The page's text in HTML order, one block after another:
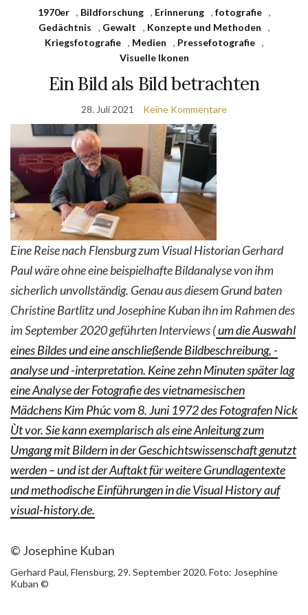
1970er , Bildforschung , Erinnerung , fotografie
,
Gedächtnis
, Gewalt , Konzepte und Methoden
,
Kriegsfotografie
, Medien , Pressefotografie
,
Visuelle Ikonen
Ein Bild als Bild betrachten
28. Juli 2021 Keine Kommentare
Eine Reise nach Flensburg zum Visual Historian Gerhard
Paul wäre ohne eine beispielhafte Bildanalyse von ihm
sicherlich unvollständig. Genau aus diesem Grund baten
Christine Bartlitz und Josephine Kuban ihn im Rahmen des
im September 2020 geführten Interviews (um die Auswahl
eines Bildes und eine anschließende Bildbeschreibung, -
analyse und -interpretation. Keine zehn Minuten später lag
eine Analyse der Fotografie des vietnamesischen
Mädchens Kim Phúc vom 8. Juni 1972 des Fotografen Nick
Ùt vor. Sie kann exemplarisch als eine Anleitung zum
Umgang mit Bildern in der Geschichtswissenschaft genutzt
werden – und ist der Auftakt für weitere Grundlagentexte
und methodische Einführungen in die Visual History auf
visual-history.de.
© Josephine Kuban
Gerhard Paul, Flensburg, 29. September 2020. Foto: Josephine
Kuban ©